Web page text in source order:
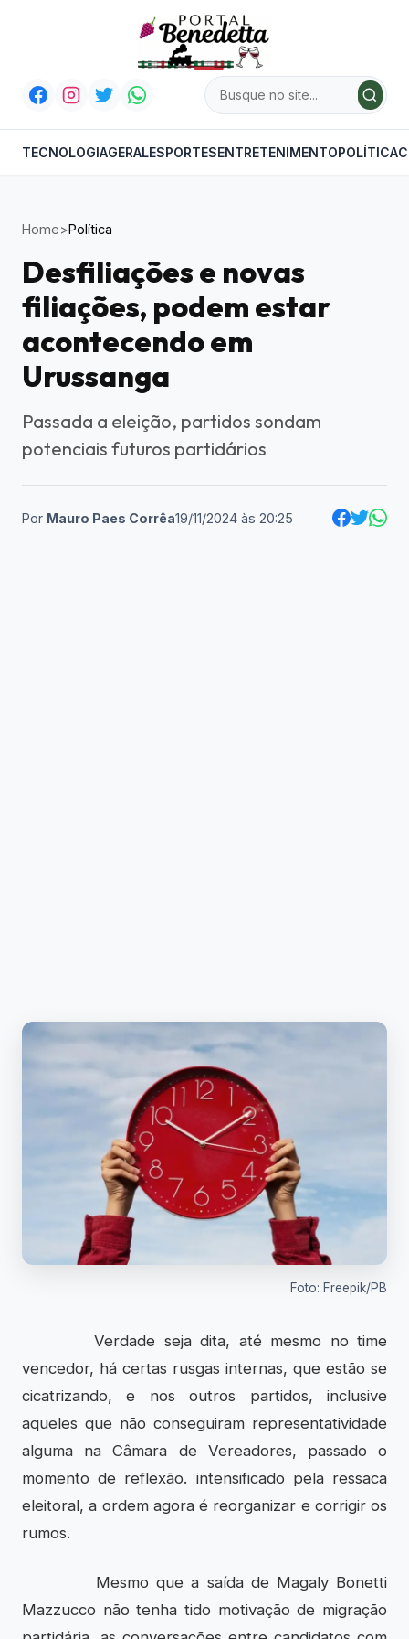
TECNOLOGIAGERALESPORTESENTRETENIMENTOPOLÍTICA
Home>Política
Desfiliações e novas
filiações, podem estar
acontecendo em
Urussanga
Passada a eleição, partidos sondam
potenciais futuros partidários
Por Mauro Paes Corrêa19/11/2024 às 20:25
Foto: Freepik/PB
Verdade seja dita, até mesmo no time
vencedor, há certas rusgas internas, que estão se
cicatrizando, e nos outros partidos, inclusive
aqueles que não conseguiram representatividade
alguma na Câmara de Vereadores, passado o
momento de reflexão. intensificado pela ressaca
eleitoral, a ordem agora é reorganizar e corrigir os
rumos.
Mesmo que a saída de Magaly Bonetti
Mazzucco não tenha tido motivação de migração